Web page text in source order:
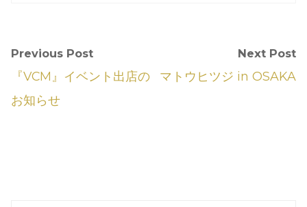
Previous Post
『VCM』イベント出店の
お知らせ
Next Post
マトウヒツジ in OSAKA